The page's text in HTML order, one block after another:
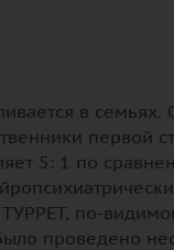
в семьях.
первой
5: 1 по
по-
проведено